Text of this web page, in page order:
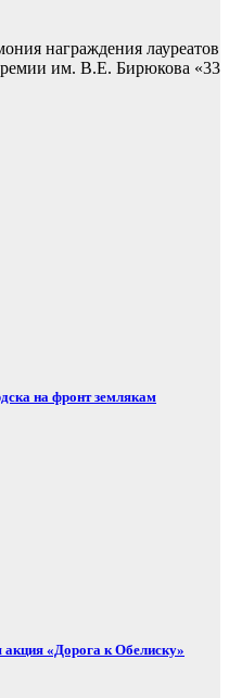
награждения лауреатов
им. В.Е. Бирюкова «33
на фронт землякам
акция «Дорога к Обелиску»